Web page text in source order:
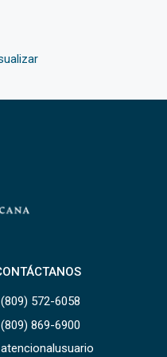
(809) 572-6058
(809) 869-6900
atencionalusuario